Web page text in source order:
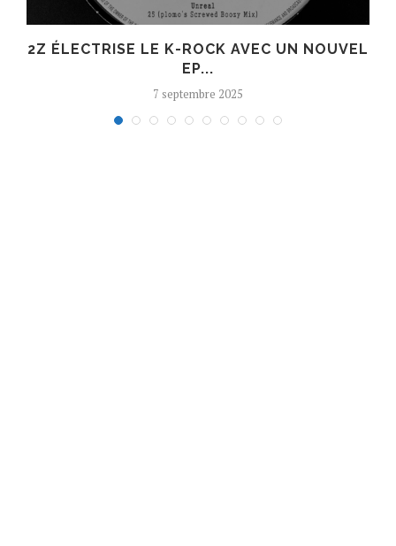
2Z ÉLECTRISE LE K-ROCK AVEC UN NOUVEL
EP...
7 septembre 2025